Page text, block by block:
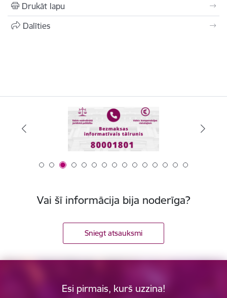
Drukāt lapu
Dalīties
Vai šī informācija bija noderīga?
Sniegt atsauksmi
Esi pirmais, kurš uzzina!